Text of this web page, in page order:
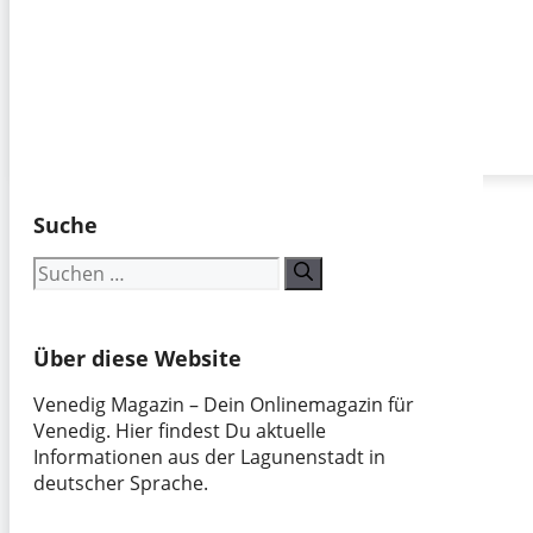
Suche
Suchen
nach:
Über diese Website
Venedig Magazin – Dein Onlinemagazin für
Venedig. Hier findest Du aktuelle
Informationen aus der Lagunenstadt in
deutscher Sprache.